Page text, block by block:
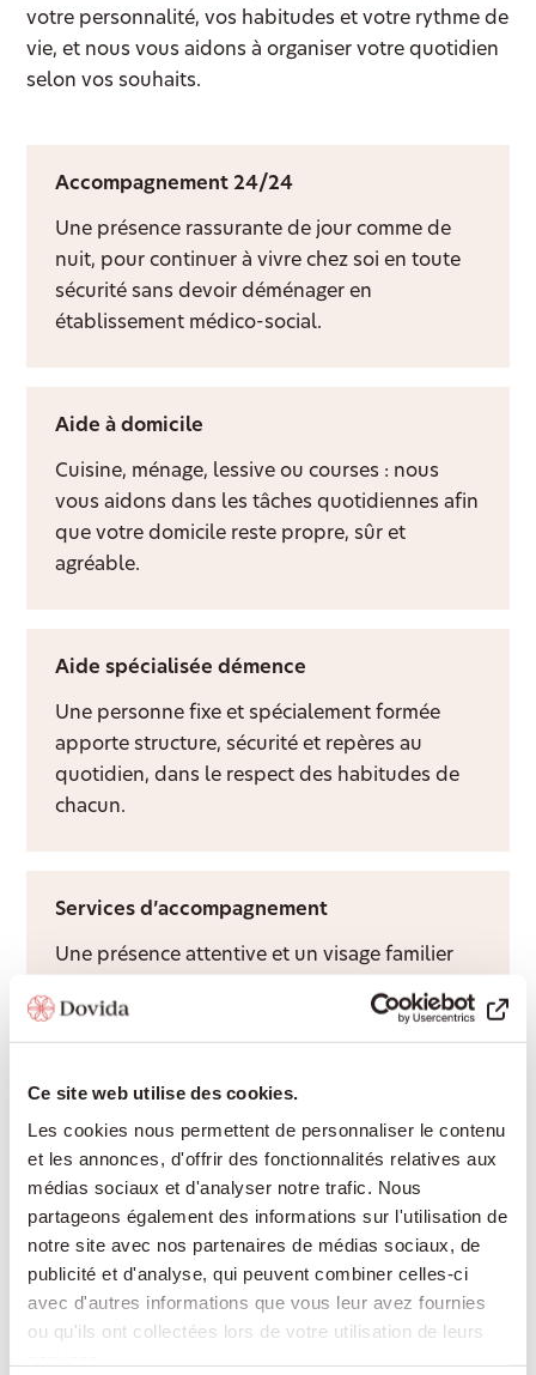
Ce site web utilise des cookies.
Les cookies nous permettent de personnaliser le contenu
et les annonces, d'offrir des fonctionnalités relatives aux
médias sociaux et d'analyser notre trafic. Nous
partageons également des informations sur l'utilisation de
notre site avec nos partenaires de médias sociaux, de
publicité et d'analyse, qui peuvent combiner celles-ci
avec d'autres informations que vous leur avez fournies
ou qu'ils ont collectées lors de votre utilisation de leurs
votre personnalité, vos habitudes et votre rythme de
vie, et nous vous aidons à organiser votre quotidien
selon vos souhaits.
Accompagnement 24/24
Une présence rassurante de jour comme de
nuit, pour continuer à vivre chez soi en toute
sécurité sans devoir déménager en
établissement médico-social.
Aide à domicile
Cuisine, ménage, lessive ou courses : nous
vous aidons dans les tâches quotidiennes afin
que votre domicile reste propre, sûr et
agréable.
Aide spécialisée démence
Une personne fixe et spécialement formée
apporte structure, sécurité et repères au
quotidien, dans le respect des habitudes de
chacun.
Services d’accompagnement
Une présence attentive et un visage familier
apportent du lien social, de la structure et
davantage de qualité de vie à domicile.
Aide après hospitalisation
Nous facilitons le retour à domicile après une
hospitalisation et adaptons
l’accompagnement au rythme de votre
rétablissement.
Garde de nuit